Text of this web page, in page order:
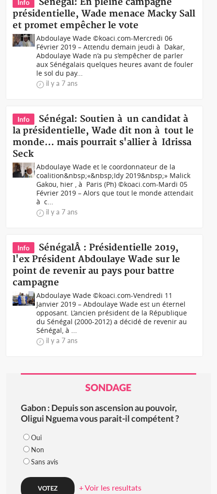
Info
présidentielle, Wade menace Macky Sall
et promet empêcher le vote
Abdoulaye Wade ©koaci.com-Mercredi 06
Février 2019 – Attendu demain jeudi à Dakar,
Abdoulaye Wade n’a pu s’empêcher de parler
aux Sénégalais quelques heures avant de fouler
le sol du pay...
il y a 7 ans
Info
Sénégal: Soutien à un candidat à
la présidentielle, Wade dit non à tout le
monde… mais pourrait s'allier à Idrissa
Seck
Abdoulaye Wade et le coordonnateur de la
coalition&nbsp;«&nbsp;Idy 2019&nbsp;» Malick
Gakou, hier , à Paris (Ph) ©koaci.com-Mardi 05
Février 2019 – Alors que tout le monde attendait
à c...
il y a 7 ans
Info
SénégalÂ : Présidentielle 2019,
l'ex Président Abdoulaye Wade sur le
point de revenir au pays pour battre
campagne
Abdoulaye Wade ©koaci.com-Vendredi 11
Janvier 2019 – Abdoulaye Wade est un éternel
opposant. L’ancien président de la République
du Sénégal (2000-2012) a décidé de revenir au
Sénégal, à ...
il y a 7 ans
SONDAGE
Gabon : Depuis son ascension au pouvoir,
Oligui Nguema vous parait-il compétent ?
Oui
Non
Sans avis
+ Voir les resultats